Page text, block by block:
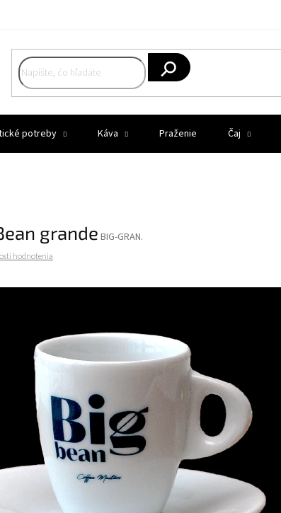
Hľadať
potreby Káva Praženie Čaj
grande BIG-GRAN.
hodnotenia